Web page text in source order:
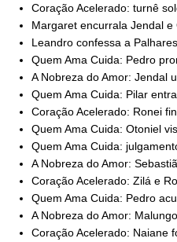
Coração Acelerado: turnê
Margaret encurrala Jendal e
Leandro confessa a
Quem Ama Cuida: Pedro
A Nobreza do Amor: Jendal
Quem Ama Cuida: Pilar
Coração Acelerado: Ronei
Quem Ama Cuida: Otoniel
Quem Ama Cuida:
A Nobreza do Amor:
Coração Acelerado: Zilá e
Quem Ama Cuida: Pedro
A Nobreza do Amor:
Coração Acelerado: Naiane